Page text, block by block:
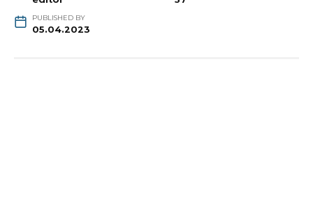
PUBLISHED BY
05.04.2023